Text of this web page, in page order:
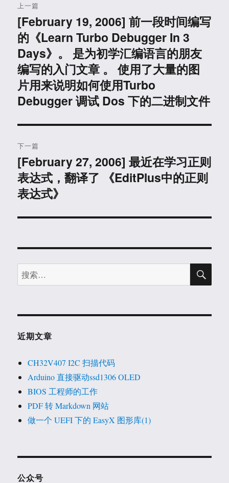
章
导
航
上一篇
上
篇
文
章：
[February 19, 2006] 前一段时间编写
的《Learn Turbo Debugger In 3
Days》。 是为初学汇编语言的朋友
编写的入门文章 。 使用了大量的图
片用来说明如何使用Turbo
Debugger 调试 Dos 下的二进制文件
下一篇
下
篇
文
[February 27, 2006] 最近在学习正则
表达式，翻译了 《EditPlus中的正则
表达式》
搜
索：
搜
近期文章
CH32V407 I2C 扫描代码
Arduino 直接驱动ssd1306 OLED
BIOS 工程师的工作
PDF 转 Markdown 网站
做一个 UEFI 下的 EasyX 图形库(1)
公众号